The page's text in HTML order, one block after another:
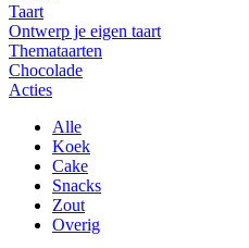
Taart
Ontwerp je eigen taart
Themataarten
Chocolade
Acties
Alle
Koek
Cake
Snacks
Zout
Overig